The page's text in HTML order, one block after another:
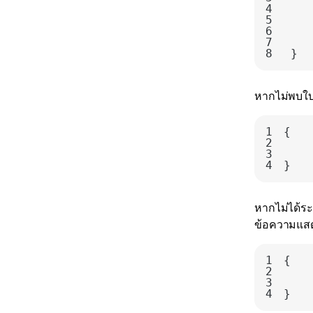
4
5
6
7
8
}
หากไม่พบใ
1
2
3
4
}
หากไม่ได้ร
ข้อความแส
1
2
3
4
}